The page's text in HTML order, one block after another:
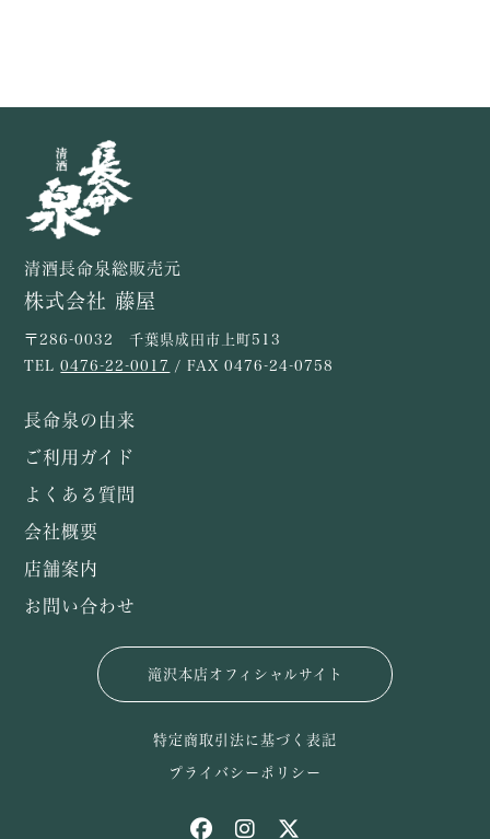
清酒長命泉総販売元
株式会社 藤屋
〒286-0032 千葉県成田市上町513
TEL0476-22-0017 / FAX 0476-24-0758
長命泉の由来
ご利用ガイド
よくある質問
会社概要
店舗案内
お問い合わせ
滝沢本店オフィシャルサイト
特定商取引法に基づく表記
プライバシーポリシー